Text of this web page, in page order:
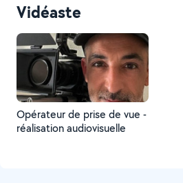
Vidéaste
Opérateur de prise de vue -
réalisation audiovisuelle